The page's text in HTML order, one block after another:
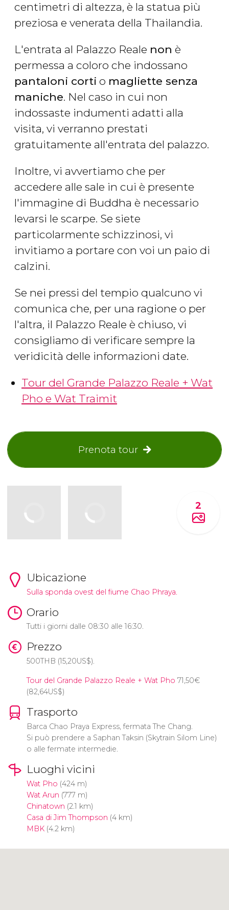
centimetri di altezza, è la statua più
preziosa e venerata della Thailandia.
L'entrata al Palazzo Reale non è
permessa a coloro che indossano
pantaloni corti o magliette senza
maniche. Nel caso in cui non
indossaste indumenti adatti alla
visita, vi verranno prestati
gratuitamente all'entrata del palazzo.
Inoltre, vi avvertiamo che per
accedere alle sale in cui è presente
l'immagine di Buddha è necessario
levarsi le scarpe. Se siete
particolarmente schizzinosi, vi
invitiamo a portare con voi un paio di
calzini.
Se nei pressi del tempio qualcuno vi
comunica che, per una ragione o per
l'altra, il Palazzo Reale è chiuso, vi
consigliamo di verificare sempre la
veridicità delle informazioni date.
Tour del Grande Palazzo Reale + Wat
Pho e Wat Traimit
Prenota tour
2
Ubicazione
Sulla sponda ovest del fiume Chao Phraya.
Orario
Tutti i giorni dalle 08:30 alle 16:30.
Prezzo
500THB (15,20US$).
Tour del Grande Palazzo Reale + Wat Pho 71,50€
(82,64US$)
Trasporto
Barca Chao Praya Express, fermata The Chang.
Si può prendere a Saphan Taksin (Skytrain Silom Line)
o alle fermate intermedie.
Luoghi vicini
Wat Pho (424 m)
Wat Arun (777 m)
Chinatown (2.1 km)
Casa di Jim Thompson (4 km)
MBK(4.2 km)